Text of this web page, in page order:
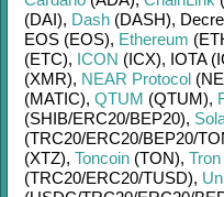
(DAI), Dash (DASH),
EOS (EOS), Ethereum
(ETC), ICON (ICX), IOTA
(XMR), NEAR Protocol
(MATIC), QTUM (QTUM),
(SHIB/ERC20/BEP20),
(TRC20/ERC20/BEP20/
(XTZ), Toncoin (TON), Tron
(TRC20/ERC20/TUSD),